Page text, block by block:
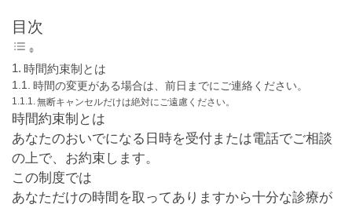
目次
時間約束制とは
時間の変更がある場合は、前日までにご連絡ください。
無断キャンセルだけは絶対にご遠慮ください。
時間約束制とは
あなたのおいでになる日時を受付または電話でご相談
の上で、お約束します。
この制度では
あなただけの時間を取ってありますから十分な診療が